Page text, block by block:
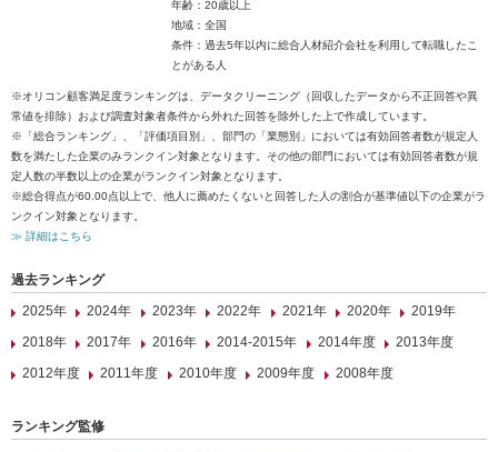
年齢：20歳以上
地域：全国
条件：過去5年以内に総合人材紹介会社を利用して転職したこ
とがある人
※オリコン顧客満足度ランキングは、データクリーニング（回収したデータから不正回答や異
常値を排除）および調査対象者条件から外れた回答を除外した上で作成しています。
※「総合ランキング」、「評価項目別」、部門の「業態別」においては有効回答者数が規定人
数を満たした企業のみランクイン対象となります。その他の部門においては有効回答者数が規
定人数の半数以上の企業がランクイン対象となります。
※総合得点が60.00点以上で、他人に薦めたくないと回答した人の割合が基準値以下の企業がラ
ンクイン対象となります。
≫ 詳細はこちら
過去ランキング
2025年
2024年 2023年 2022年 2021年 2020年
2019年
2018年
2017年 2016年 2014-2015年 2014年度
2013年度
2012年度
2011年度 2010年度 2009年度 2008年度
ランキング監修